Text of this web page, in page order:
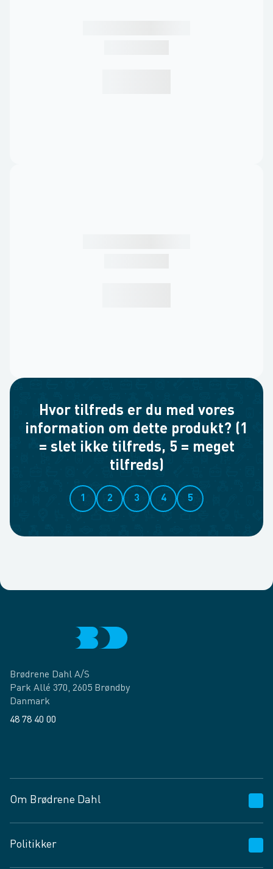
Hvor tilfreds er du med vores
information om dette produkt? (1
= slet ikke tilfreds, 5 = meget
tilfreds)
1 2 3 4 5
Brødrene Dahl A/S
Park Allé 370, 2605 Brøndby
Danmark
48 78 40 00
Om Brødrene Dahl
Vagttelefon 30 10 89 89
Politikker